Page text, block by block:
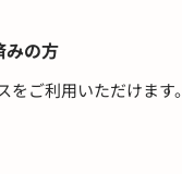
みの方
ご利用いただけます。